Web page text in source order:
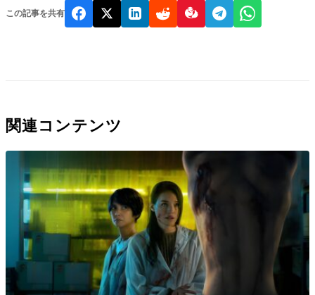
この記事を共有
関連コンテンツ